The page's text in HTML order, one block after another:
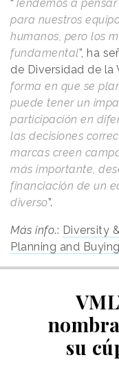
“Tendemos a
para nuestros
humanos, pero los
fundamental”, ha
de Diversidad de la
forma en que se
puede tener un
participación en
las decisiones
marcas creen
más importante,
financiación de un
diverso”.
Más info.: Diversity
Planning and Buying
su